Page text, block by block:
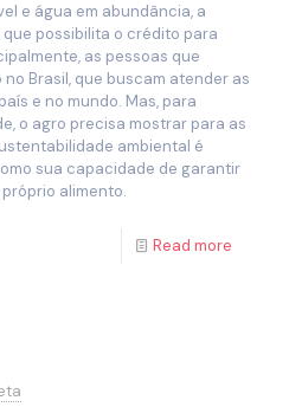
e água em abundância, a
possibilita o crédito para
as pessoas que
Brasil, que buscam atender as
e no mundo. Mas, para
o agro precisa mostrar para as
ambiental é
sua capacidade de garantir
alimento.
Read more